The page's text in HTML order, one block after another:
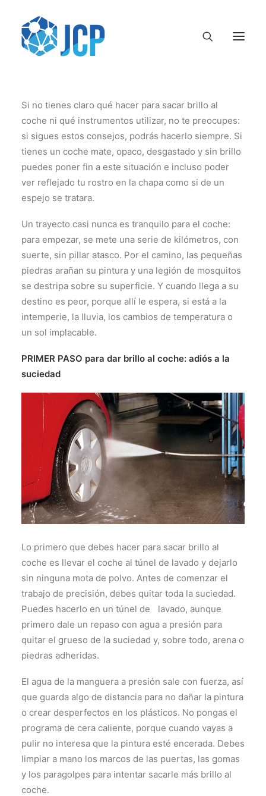
Si no tienes claro qué hacer para sacar brillo al
coche ni qué instrumentos utilizar, no te preocupes:
si sigues estos consejos, podrás hacerlo siempre. Si
tienes un coche mate, opaco, desgastado y sin brillo
puedes poner fin a este situación e incluso poder
ver reflejado tu rostro en la chapa como si de un
espejo se tratara.
Un trayecto casi nunca es tranquilo para el coche:
para empezar, se mete una serie de kilómetros, con
suerte, sin pillar atasco. Por el camino, las pequeñas
piedras arañan su pintura y una legión de mosquitos
se destripa sobre su superficie. Y cuando llega a su
destino es peor, porque allí le espera, si está a la
intemperie, la lluvia, los cambios de temperatura o
un sol implacable.
PRIMER PASO para dar brillo al coche: adiós a la
suciedad
Lo primero que debes hacer para sacar brillo al
coche es llevar el coche al túnel de lavado y dejarlo
sin ninguna mota de polvo. Antes de comenzar el
trabajo de precisión, debes quitar toda la suciedad.
Puedes hacerlo en un túnel de lavado, aunque
primero dale un repaso con agua a presión para
quitar el grueso de la suciedad y, sobre todo, arena o
piedras adheridas.
El agua de la manguera a presión sale con fuerza, así
que guarda algo de distancia para no dañar la pintura
o crear desperfectos en los plásticos. No pongas el
programa de cera caliente, porque cuando vayas a
pulir no interesa que la pintura esté encerada. Debes
limpiar a mano los marcos de las puertas, las gomas
y los paragolpes para intentar sacarle más brillo al
coche.